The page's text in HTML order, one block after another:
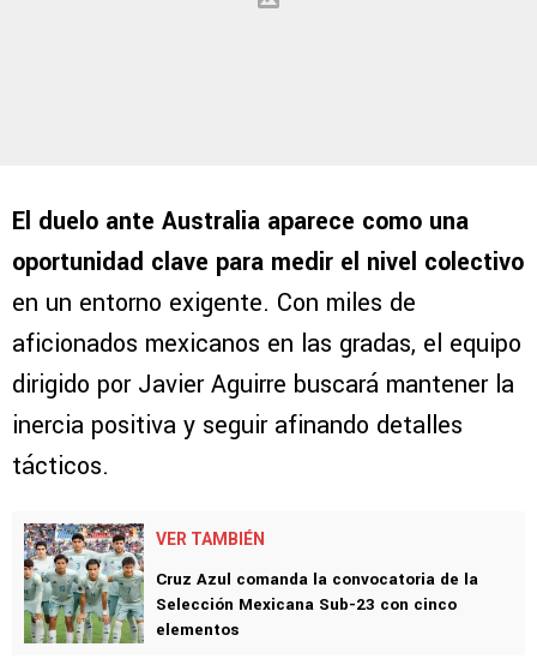
El duelo ante Australia aparece como una
oportunidad clave para medir el nivel colectivo
en un entorno exigente. Con miles de
aficionados mexicanos en las gradas, el equipo
dirigido por Javier Aguirre buscará mantener la
inercia positiva y seguir afinando detalles
tácticos.
VER TAMBIÉN
Cruz Azul comanda la convocatoria de la
Selección Mexicana Sub-23 con cinco
elementos